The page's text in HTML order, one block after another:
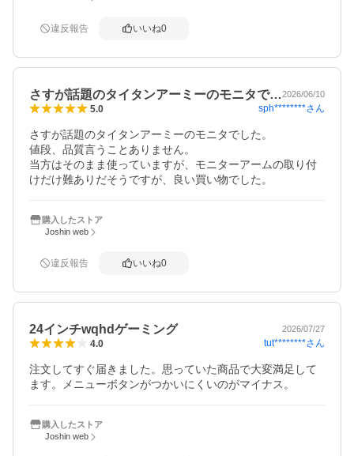
違反報告 いいね0
さすが話題のタイタンアーミーのモニタで…2026/06/10
5.0 sph********さん
さすが話題のタイタンアーミーのモニタでした。
値段、品質言うことありません。
当方はそのまま使っていますが、モニターアームの取り付
けだけ難ありだそうですが、良い買い物でした。
購入したストア
Joshin web
違反報告 いいね0
24インチwqhdゲーミング 2026/07/27
4.0 tut********さん
注文してすぐ届きました。思っていた商品で大変満足して
ます。メニューボタンがつかいにくいのがマイナス。
購入したストア
Joshin web